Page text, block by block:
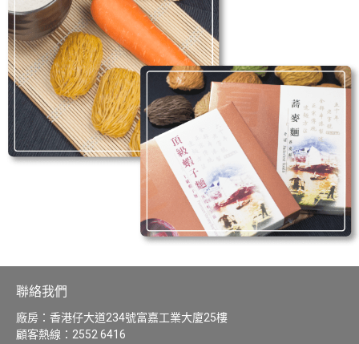
聯絡我們
廠房：香港仔大道234號富嘉工業大廈25樓
顧客熱線： 2552 6416